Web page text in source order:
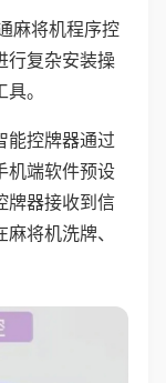
麻将机程序控
行复杂安装操
。
能控牌器通过
机端软件预设
牌器接收到信
将机洗牌、